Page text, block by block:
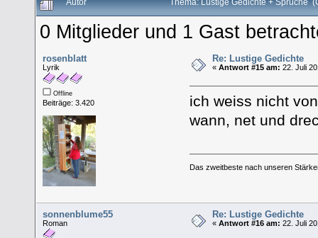
Autor Thema: Lustige Gedichte + Sprüche
0 Mitglieder und 1 Gast
rosenblatt
Lyrik
Offline
Beiträge: 3.420
Re: Lustige Gedichte
«Antwort #15 am: 22. Juli
ich weiss nicht
wann, net und
Das zweitbeste nach unseren
sonnenblume55
Roman
Re: Lustige Gedichte
«Antwort #16 am: 22. Juli